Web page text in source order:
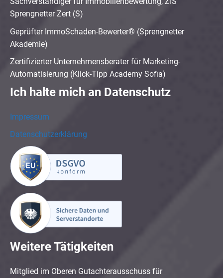
Sprengnetter Zert (S)
Geprüfter ImmoSchaden-Bewerter® (Sprengnetter
Akademie)
Zertifizierter Unternehmensberater für Marketing-
Automatisierung (Klick-Tipp Academy Sofia)
Ich halte mich an Datenschutz
Impressum
Datenschutzerklärung
Weitere Tätigkeiten
Mitglied im Oberen Gutachterausschuss für